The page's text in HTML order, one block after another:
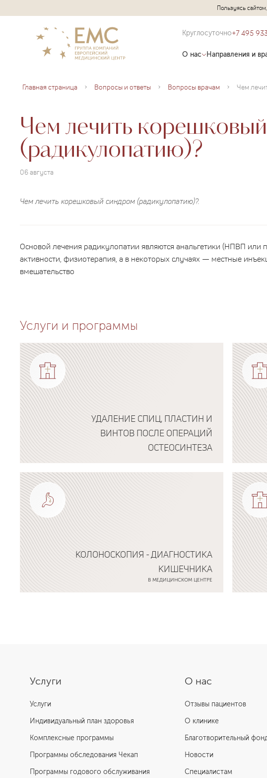
Пользуясь
Круглосуточно+7 495
О нас Направления и
Главная страница Вопросы и ответы Вопросы врачам
Чем лечить
(радикулопатию)?
06 августа
Чем лечить корешковый синдром (радикулопатию)?.
Основой лечения радикулопатии являются анальгетики (НПВП
активности, физиотерапия, а в некоторых случаях — местные
вмешательство
Услуги и программы
УДАЛЕНИЕ СПИЦ, ПЛАСТИН И
ВИНТОВ ПОСЛЕ ОПЕРАЦИЙ
ОСТЕОСИНТЕЗА
Подробнее о программе
КОЛОНОСКОПИЯ - ДИАГНОСТИКА
КИШЕЧНИКА
В МЕДИЦИНСКОМ ЦЕНТРЕ
О нас
Отзывы пациентов
О клинике
Благотворительный
Новости
Специалистам
Услуги
Услуги
Индивидуальный план здоровья
Комплексные программы
Программы обследования Чекап
Программы годового обслуживания